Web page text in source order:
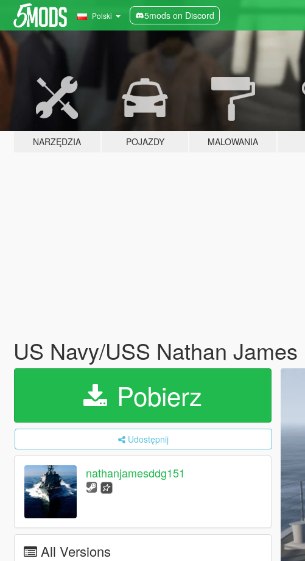
Polski 5mods on Discord
NARZĘDZIA POJAZDY MALOWANIA
US Navy/USS Nathan
Pobierz
Udostępnij
nathanjamesddg151
All Versions